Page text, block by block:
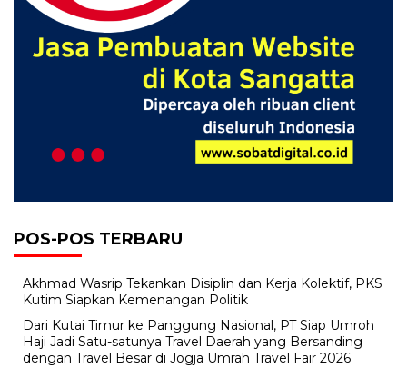
POS-POS TERBARU
Akhmad Wasrip Tekankan Disiplin dan Kerja Kolektif, PKS
Kutim Siapkan Kemenangan Politik
Dari Kutai Timur ke Panggung Nasional, PT Siap Umroh
Haji Jadi Satu-satunya Travel Daerah yang Bersanding
dengan Travel Besar di Jogja Umrah Travel Fair 2026